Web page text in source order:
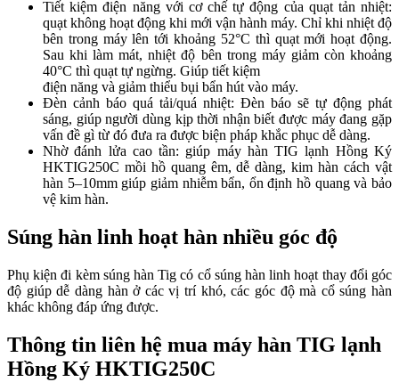
Tiết kiệm điện năng với cơ chế tự động của quạt tản nhiệt:
quạt không hoạt động khi mới vận hành máy. Chỉ khi nhiệt độ
bên trong máy lên tới khoảng 52°C thì quạt mới hoạt động.
Sau khi làm mát, nhiệt độ bên trong máy giảm còn khoảng
40°C thì quạt tự ngừng. Giúp tiết kiệm
điện năng và giảm thiểu bụi bẩn hút vào máy.
Đèn cảnh báo quá tải/quá nhiệt: Đèn báo sẽ tự động phát
sáng, giúp người dùng kịp thời nhận biết được máy đang gặp
vấn đề gì từ đó đưa ra được biện pháp khắc phục dễ dàng.
Nhờ đánh lửa cao tần: giúp máy hàn TIG lạnh Hồng Ký
HKTIG250C mồi hồ quang êm, dễ dàng, kim hàn cách vật
hàn 5–10mm giúp giảm nhiễm bẩn, ổn định hồ quang và bảo
vệ kim hàn.
Súng hàn linh hoạt hàn nhiều góc độ
Phụ kiện đi kèm súng hàn Tig có cổ súng hàn linh hoạt thay đổi góc
độ giúp dễ dàng hàn ở các vị trí khó, các góc độ mà cổ súng hàn
khác không đáp ứng được.
Thông tin liên hệ mua máy hàn TIG lạnh
Hồng Ký HKTIG250C